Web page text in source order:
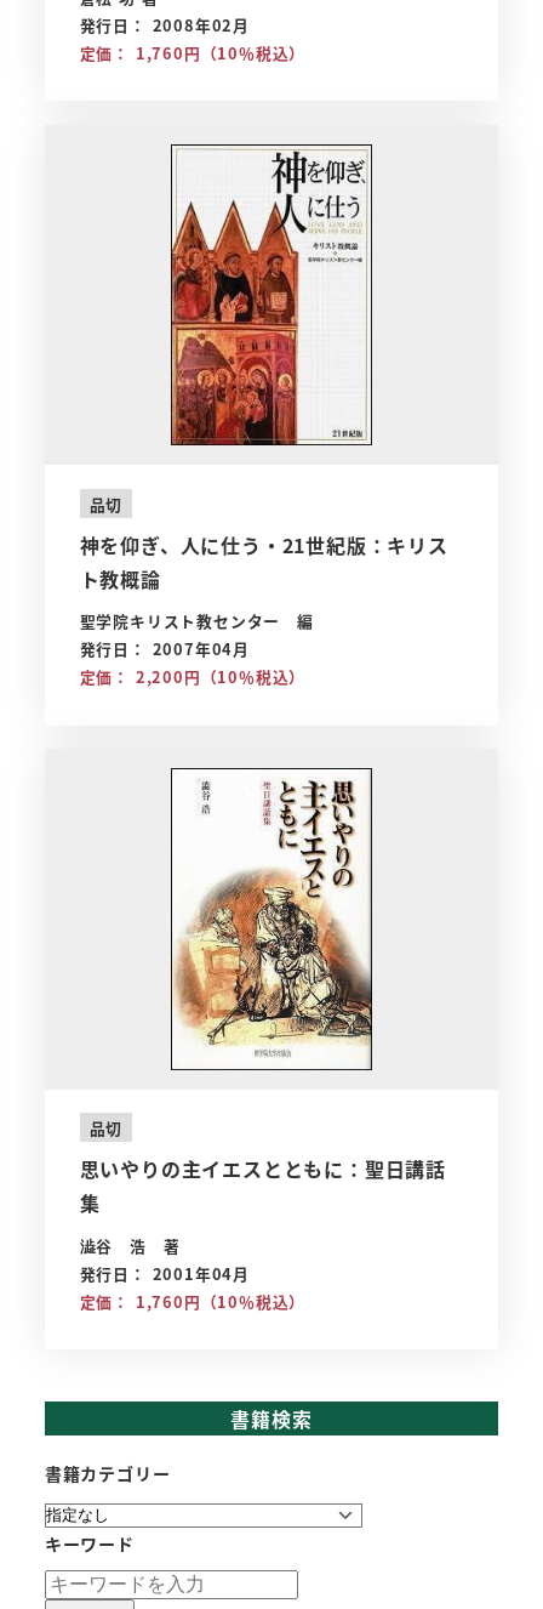
発行日： 2008年02月
定価： 1,760円（10％税込）
品切
神を仰ぎ、人に仕う・21世紀版：キリス
ト教概論
聖学院キリスト教センター 編
発行日： 2007年04月
定価： 2,200円（10％税込）
品切
思いやりの主イエスとともに：聖日講話
集
澁谷 浩 著
発行日： 2001年04月
定価： 1,760円（10％税込）
書籍検索
書籍カテゴリー
キーワード